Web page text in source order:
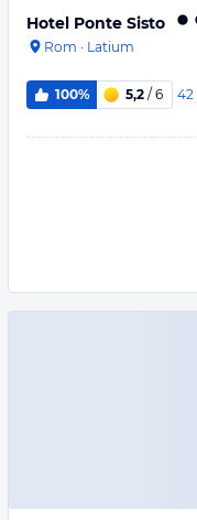
Hotel Ponte Sisto
Rom · Latium
100% 5,2 / 6 42